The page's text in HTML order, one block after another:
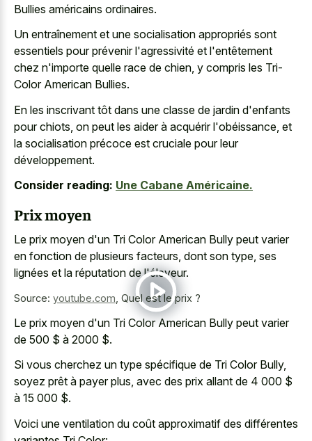
Bullies américains ordinaires.
Un entraînement et une socialisation appropriés sont
essentiels pour prévenir l'agressivité et l'entêtement
chez n'importe quelle race de chien, y compris les Tri-
Color American Bullies.
En les inscrivant tôt dans une classe de jardin d'enfants
pour chiots, on peut les aider à acquérir l'obéissance, et
la socialisation précoce est cruciale pour leur
développement.
Consider reading: Une Cabane Américaine.
Prix moyen
Le prix moyen d'un Tri Color American Bully peut varier
en fonction de plusieurs facteurs, dont son type, ses
lignées et la réputation de l'éleveur.
Source: youtube.com Quel est le prix ?
Le prix moyen d'un Tri Color American Bully peut varier
de 500 $ à 2000 $.
Si vous cherchez un type spécifique de Tri Color Bully,
soyez prêt à payer plus, avec des prix allant de 4 000 $
à 15 000 $.
Voici une ventilation du coût approximatif des différentes